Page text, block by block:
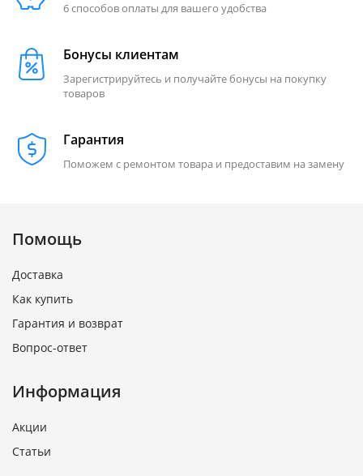
6 способов оплаты для вашего удобства
Бонусы клиентам
Зарегистрируйтесь и получайте бонусы на покупку
товаров
Гарантия
Поможем с ремонтом товара и предоставим на замену
Помощь
Доставка
Как купить
Гарантия и возврат
Вопрос-ответ
Информация
Акции
Статьи